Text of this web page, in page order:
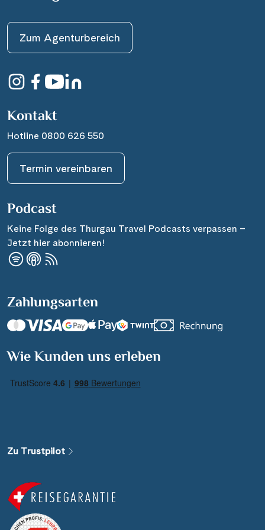
Zum Agenturbereich
Kontakt
Hotline 0800 626 550
Termin vereinbaren
Podcast
Keine Folge des Thurgau Travel Podcasts verpassen –
Jetzt hier abonnieren!
Zahlungsarten
Wie Kunden uns erleben
Zu Trustpilot
Suchen & Buchen
Alle Gewässer
Alle Schiffe